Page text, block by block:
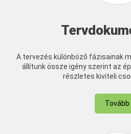
A tervezés különböző fázisainak
állítunk össze igény szerint az
részletes kiviteli
Tovább